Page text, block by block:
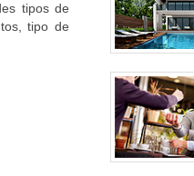
tipos de
tipo de